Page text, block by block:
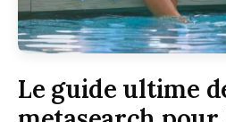
Le guide ultime